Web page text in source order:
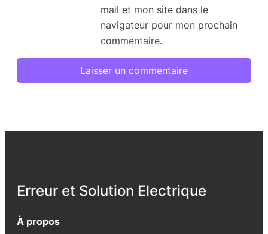
mail et mon site dans le
navigateur pour mon prochain
commentaire.
Erreur et Solution Electrique
À propos